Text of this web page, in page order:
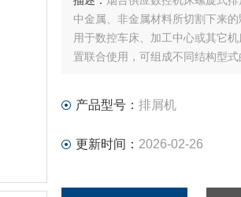
中金属、非金属材料所切割下来
用于数控车床、加工中心或其它
置联合使用，可组成不同结构型式
产品型号： 排屑机
更新时间： 2026-02-26